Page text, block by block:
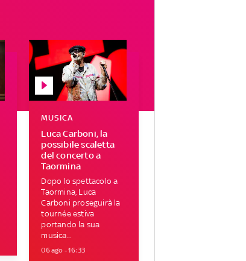
Luca Carboni, la
possibile scaletta
del concerto a
Taormina
MUSICA
Dopo lo spettacolo a
Taormina, Luca
Carboni proseguirà la
tournée estiva
portando la sua
musica...
06 ago - 16:33